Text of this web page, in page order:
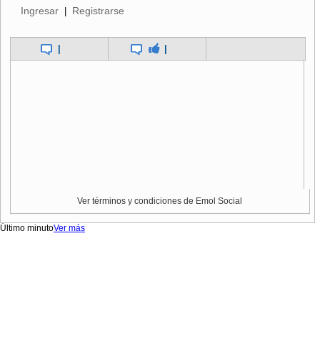
Ingresar | Registrarse
| |
Ver términos y condiciones de Emol Social
Último minutoVer más